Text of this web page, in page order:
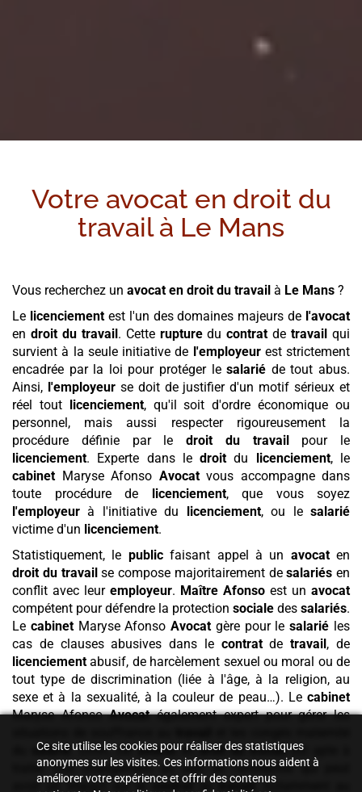
Votre avocat en droit du
travail à Le Mans
Vous recherchez un avocat en droit du travail à Le Mans ?
Le licenciementest l'un des domaines majeurs de l'avocat
en droit du travail. Cette ruptureducontrat detravail qui
survient à la seule initiative de l'employeurest strictement
encadrée par la loi pour protéger lesalarié de tout abus.
Ainsi, l'employeurse doit de justifier d'un motif sérieux et
réel tout licenciement, qu'il soit d'ordre économique ou
personnel, mais aussi respecter rigoureusement la
procédure définie par le droit du travailpour le
licenciement. Experte dans ledroit du licenciement, le
cabinet Maryse Afonso Avocatvous accompagne dans
toute procédure de licenciement, que vous soyez
l'employeur à l'initiative du licenciement, ou lesalarié
victime d'un licenciement.
Statistiquement, le publicfaisant appel à un avocaten
droit du travailse compose majoritairement desalariés en
conflit avec leur employeur. Maître Afonso est un avocat
compétent pour défendre la protection sociale des salariés.
Le cabinet Maryse AfonsoAvocat gère pour lesalarié les
cas de clauses abusives dans le contratdetravail, de
licenciement abusif, de harcèlement sexuel ou moral ou de
tout type de discrimination (liée à l'âge, à la religion, au
sexe et à la sexualité, à la couleur de peau…). Le cabinet
Maryse AfonsoAvocatégalement expert pour gérer les
salarié . Enfin, cetavocatendroit du travailest apte à
traiter tout changement au sein de l'entreprise qui peut
avoir un impact sur lecontratdetravail, notamment au
Ce site utilise les cookies pour réaliser des statistiques
anonymes sur les visites. Ces informations nous aident à
améliorer votre expérience et offrir des contenus